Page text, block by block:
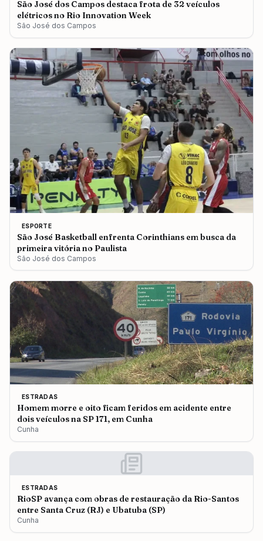
São José dos Campos destaca frota de 32 veículos
elétricos no Rio Innovation Week
São José dos Campos
ESPORTE
São José Basketball enfrenta Corinthians em busca da
primeira vitória no Paulista
São José dos Campos
ESTRADAS
Homem morre e oito ficam feridos em acidente entre
dois veículos na SP 171, em Cunha
Cunha
ESTRADAS
RioSP avança com obras de restauração da Rio-Santos
entre Santa Cruz (RJ) e Ubatuba (SP)
Cunha